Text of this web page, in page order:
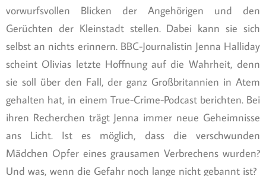
vorwurfsvollen Blicken der Angehörigen und den
Gerüchten der Kleinstadt stellen. Dabei kann sie sich
selbst an nichts erinnern. BBC-Journalistin Jenna Halliday
scheint Olivias letzte Hoffnung auf die Wahrheit, denn
sie soll über den Fall, der ganz Großbritannien in Atem
gehalten hat, in einem True-Crime-Podcast berichten. Bei
ihren Recherchen trägt Jenna immer neue Geheimnisse
ans Licht. Ist es möglich, dass die verschwunden
Mädchen Opfer eines grausamen Verbrechens wurden?
Und was, wenn die Gefahr noch lange nicht gebannt ist?